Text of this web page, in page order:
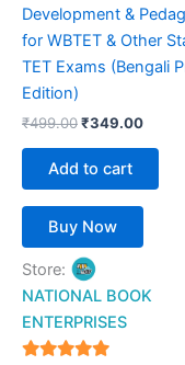
Development &
for WBTET & Other
TET Exams (Bengali
Edition)
₹499.00₹349.00
Add to cart
Buy Now
Store:
NATIONAL BOOK
ENTERPRISES